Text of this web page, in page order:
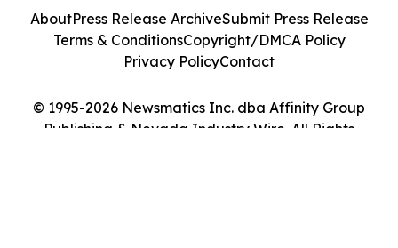
© 1995-2026 Newsmatics Inc. dba Affinity Group
Publishing & Nevada Industry Wire. All Rights
AboutPress Release ArchiveSubmit Press Release
Terms & ConditionsCopyright/DMCA Policy
Privacy PolicyContact